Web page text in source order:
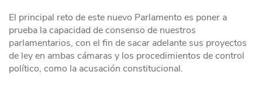
El principal reto de este nuevo Parlamento es poner a
prueba la capacidad de consenso de nuestros
parlamentarios, con el fin de sacar adelante sus proyectos
de ley en ambas cámaras y los procedimientos de control
político, como la acusación constitucional.